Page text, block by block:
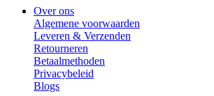
Over ons
Algemene voorwaarden
Leveren & Verzenden
Retourneren
Betaalmethoden
Privacybeleid
Blogs